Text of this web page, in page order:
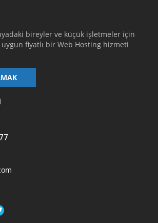
bireyler ve küçük işletmeler için
fiyatlı bir Web Hosting hizmeti